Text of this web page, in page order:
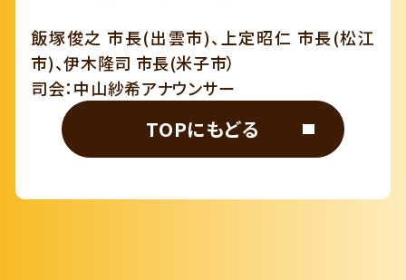
飯塚俊之 市長(出雲市)、上定昭仁 市長(松江
市)、伊木隆司 市長(米子市）
司会：中山紗希アナウンサー
TOPにもどる